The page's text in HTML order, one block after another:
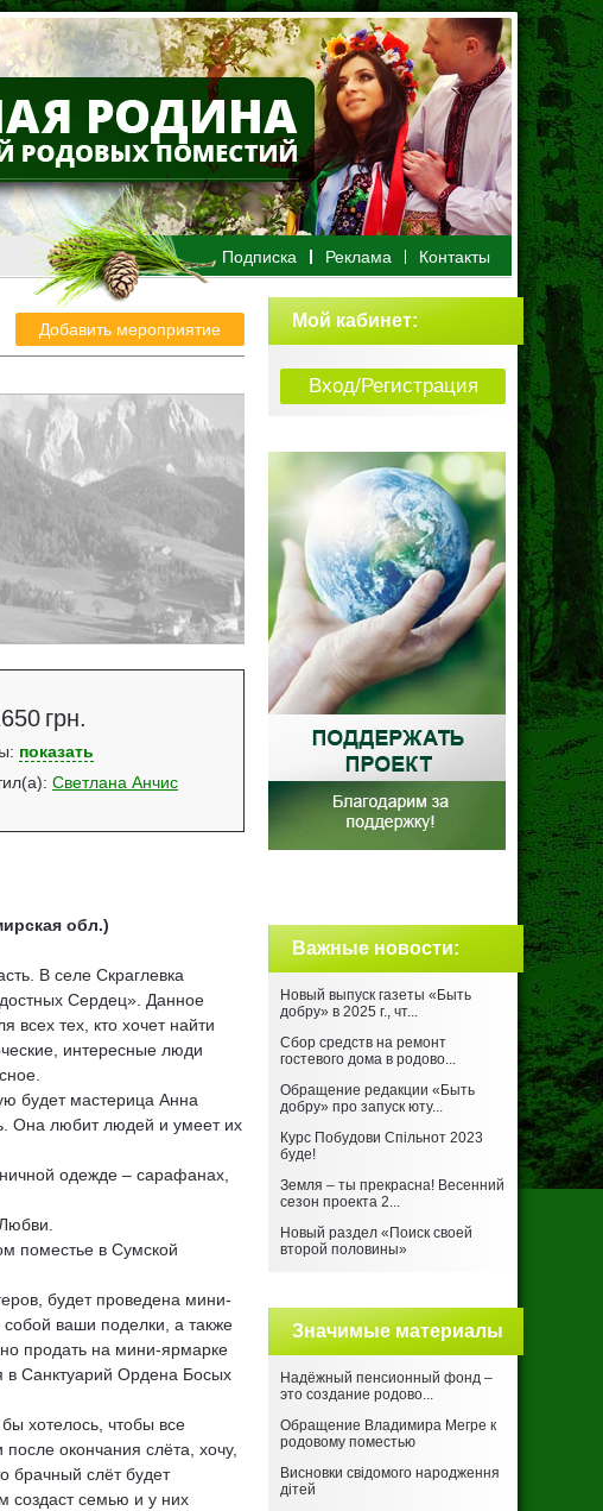
Подписка Реклама Контакты
Мой кабинет:
Вход/Регистрация
Важные новости:
Новый выпуск газеты «Быть
добру» в 2025 г., чт...
Сбор средств на ремонт
гостевого дома в родово...
Обращение редакции «Быть
добру» про запуск юту...
Курс Побудови Спільнот 2023
буде!
Земля – ты прекрасна! Весенний
сезон проекта 2...
Новый раздел «Поиск своей
второй половины»
Значимые материалы
Надёжный пенсионный фонд –
это создание родово...
Обращение Владимира Мегре к
родовому поместью
Висновки свідомого народження
дітей
Добавить мероприятие
грн.
: показать
: Светлана Анчис
обл.)
В селе Скраглевка
Сердец». Данное
тех, кто хочет найти
интересные люди
будет мастерица Анна
Она любит людей и умеет их
одежде – сарафанах,
поместье в Сумской
будет проведена мини-
ваши поделки, а также
продать на мини-ярмарке
в Санктуарий Ордена Босых
хотелось, чтобы все
окончания слёта, хочу,
брачный слёт будет
создаст семью и у них